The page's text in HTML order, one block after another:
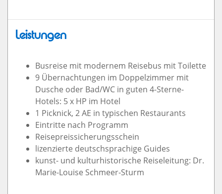
Leistungen
Busreise mit modernem Reisebus mit Toilette
9 Übernachtungen im Doppelzimmer mit
Dusche oder Bad/WC in guten 4-Sterne-
Hotels: 5 x HP im Hotel
1 Picknick, 2 AE in typischen Restaurants
Eintritte nach Programm
Reisepreissicherungsschein
lizenzierte deutschsprachige Guides
kunst- und kulturhistorische Reiseleitung: Dr.
Marie-Louise Schmeer-Sturm